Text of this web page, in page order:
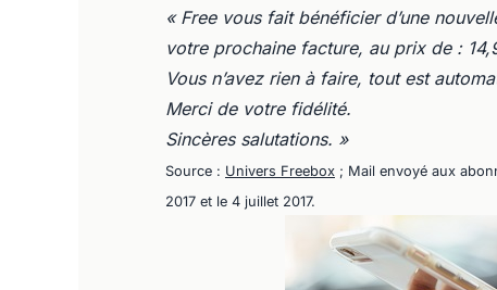
« Free vous fait bénéficier d’une
votre prochaine facture, au prix de :
Vous n’avez rien à faire, tout est
Merci de votre fidélité.
Sincères salutations. »
Source : Univers Freebox ; Mail envoyé aux
2017 et le 4 juillet 2017.